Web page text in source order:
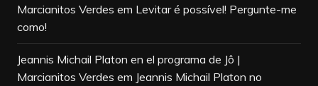
Marcianitos Verdes em Levitar é possível! Pergunte-me
como!
Jeannis Michail Platon en el programa de Jô |
Marcianitos Verdes em Jeannis Michail Platon no